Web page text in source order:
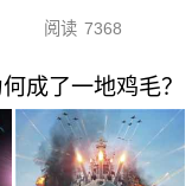
阅读 7368
成了一地鸡毛？